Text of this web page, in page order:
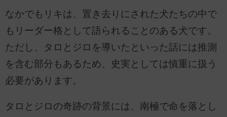
なかでもリキは、置き去りにされた犬たちの中で
もリーダー格として語られることのある犬です。
ただし、タロとジロを導いたといった話には推測
を含む部分もあるため、史実としては慎重に扱う
必要があります。
タロとジロの奇跡の背景には、南極で命を落とし